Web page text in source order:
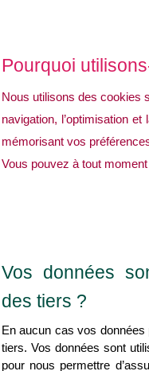
Pourquoi
Nous utilisons des cookies
navigation, l’optimisation
mémorisant vos
Vous pouvez à tout
Vos données
des tiers ?
En aucun cas vos
tiers. Vos données sont
pour nous permettre